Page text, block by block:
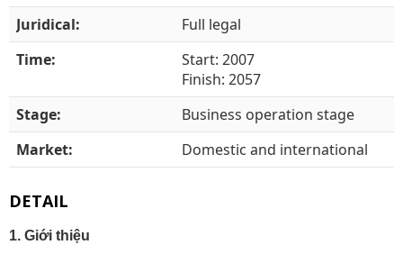
Juridical:
Full legal
Time:
Start: 2007
Finish: 2057
Stage:
Business operation stage
Market:
Domestic and international
DETAIL
1. Giới thiệu